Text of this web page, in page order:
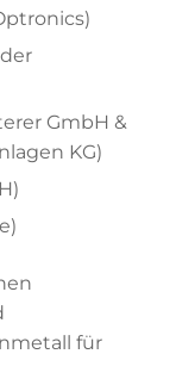
GmbH &
KG)
für